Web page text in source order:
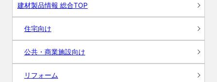
建材製品情報 総合TOP
住宅向け
公共・商業施設向け
リフォーム